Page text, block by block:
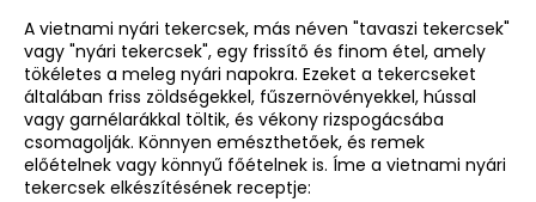
A vietnami nyári tekercsek, más néven "tavaszi tekercsek"
vagy "nyári tekercsek", egy frissítő és finom étel, amely
tökéletes a meleg nyári napokra. Ezeket a tekercseket
általában friss zöldségekkel, fűszernövényekkel, hússal
vagy garnélarákkal töltik, és vékony rizspogácsába
csomagolják. Könnyen emészthetőek, és remek
előételnek vagy könnyű főételnek is. Íme a vietnami nyári
tekercsek elkészítésének receptje:
e
s
?